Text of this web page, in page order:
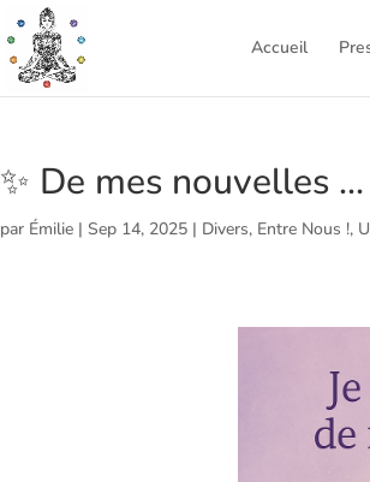
Accueil
✨ De mes nouvelles …
par Émilie |Sep 14, 2025 | Divers, Entre Nous !,